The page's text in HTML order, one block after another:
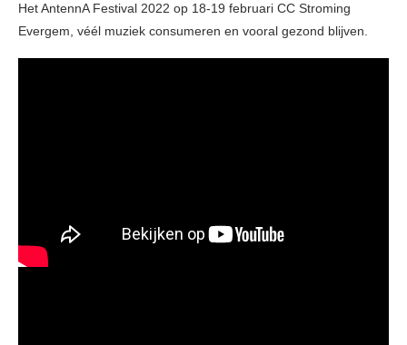
Het AntennA Festival 2022 op 18-19 februari CC Stroming
Evergem, véél muziek consumeren en vooral gezond blijven.